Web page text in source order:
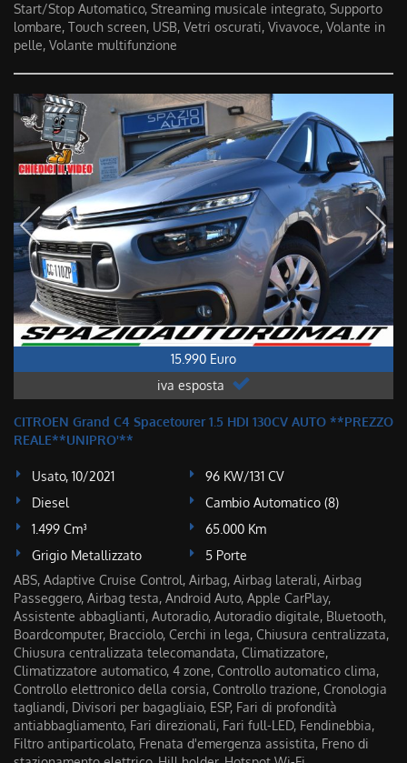
Start/Stop Automatico, Streaming musicale integrato, Supporto
lombare, Touch screen, USB, Vetri oscurati, Vivavoce, Volante in
pelle, Volante multifunzione
15.990 Euro
iva esposta
CITROEN Grand C4 Spacetourer 1.5 HDI 130CV AUTO **PREZZO
REALE**UNIPRO'**
Usato, 10/2021
96 KW/131 CV
Diesel
Cambio Automatico (8)
1.499 Cm³
65.000 Km
Grigio Metallizzato
5 Porte
ABS, Adaptive Cruise Control, Airbag, Airbag laterali, Airbag
Passeggero, Airbag testa, Android Auto, Apple CarPlay,
Assistente abbaglianti, Autoradio, Autoradio digitale, Bluetooth,
Boardcomputer, Bracciolo, Cerchi in lega, Chiusura centralizzata,
Chiusura centralizzata telecomandata, Climatizzatore,
Climatizzatore automatico, 4 zone, Controllo automatico clima,
Controllo elettronico della corsia, Controllo trazione, Cronologia
tagliandi, Divisori per bagagliaio, ESP, Fari di profondità
antiabbagliamento, Fari direzionali, Fari full-LED, Fendinebbia,
Filtro antiparticolato, Frenata d'emergenza assistita, Freno di